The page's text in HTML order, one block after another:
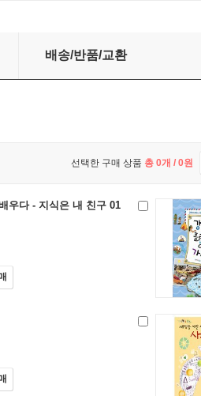
배송/반품/교환
선택한 구매 상품 총 0개 / 0원
우다 - 지식은 내 친구 01